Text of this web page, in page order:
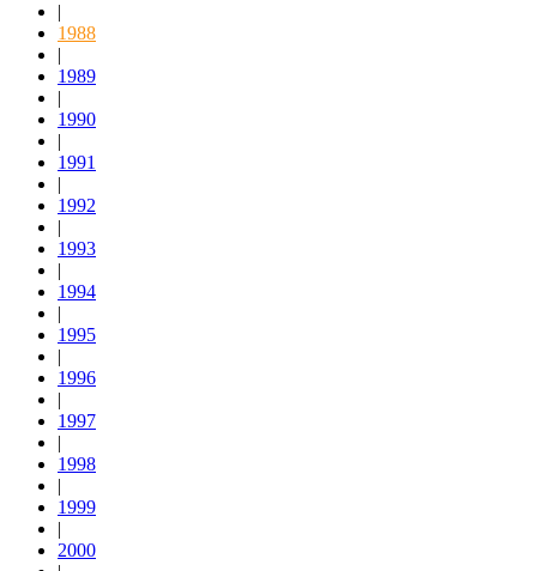
|
1988
|
1989
|
1990
|
1991
|
1992
|
1993
|
1994
|
1995
|
1996
|
1997
|
1998
|
1999
|
2000